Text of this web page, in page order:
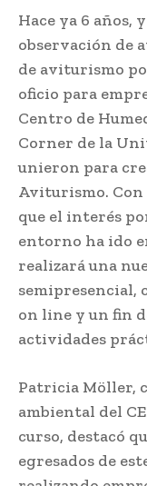
Hace ya 6 años,
observación de
de aviturismo
oficio para
Centro de
Corner de la
unieron para
Aviturismo. Con
que el interés
entorno ha ido
realizará una
semipresencial,
on line y un fin
actividades
Patricia Möller,
ambiental del
curso, destacó
egresados de